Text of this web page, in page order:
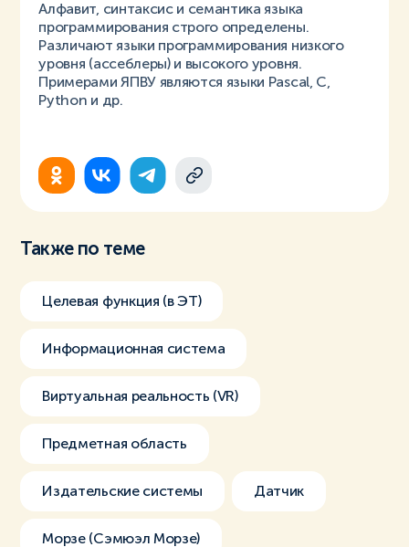
Алфавит, синтаксис и семантика языка
программирования строго определены.
Различают языки программирования низкого
уровня (ассеблеры) и высокого уровня.
Примерами ЯПВУ являются языки Pascal, С,
Python и др.
Также по теме
Целевая функция (в ЭТ)
Информационная система
Виртуальная реальность (VR)
Предметная область
Издательские системы Датчик
Морзе (Сэмюэл Морзе)